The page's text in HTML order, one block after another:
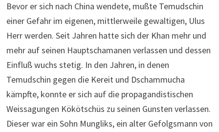
Bevor er sich nach China wendete, mußte Temudschin
einer Gefahr im eigenen, mittlerweile gewaltigen, Ulus
Herr werden. Seit Jahren hatte sich der Khan mehr und
mehr auf seinen Hauptschamanen verlassen und dessen
Einfluß wuchs stetig. In den Jahren, in denen
Temudschin gegen die Kereit und Dschammucha
kämpfte, konnte er sich auf die propagandistischen
Weissagungen Kökötschüs zu seinen Gunsten verlassen.
Dieser war ein Sohn Mungliks, ein alter Gefolgsmann von